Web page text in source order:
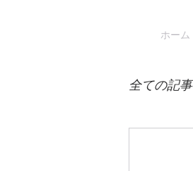
ホーム
全ての記事